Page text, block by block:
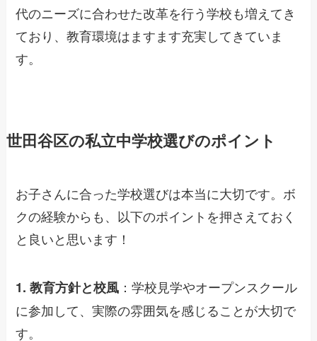
代のニーズに合わせた改革を行う学校も増えてき
ており、教育環境はますます充実してきていま
す。
世田谷区の私立中学校選びのポイント
お子さんに合った学校選びは本当に大切です。ボ
クの経験からも、以下のポイントを押さえておく
と良いと思います！
1. 教育方針と校風 ：学校見学やオープンスクール
に参加して、実際の雰囲気を感じることが大切で
す。